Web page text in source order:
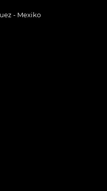
- Mexiko